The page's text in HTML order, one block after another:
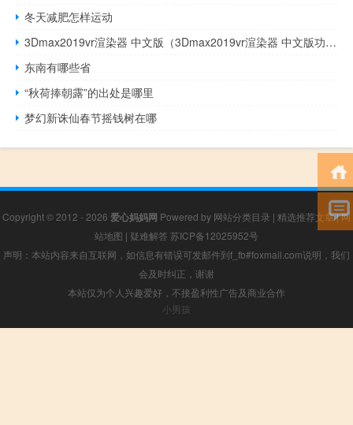
冬天减肥怎样运动
3Dmax2019vr渲染器 中文版（3Dmax2019vr渲染器 中文版功能简介）
东南有哪些省
“秋荷捧朝露”的出处是哪里
梦幻新诛仙春节摇钱树在哪
Copyright © 2012 - 2026 爱心妈妈网 Powered by 网站分类目录 | 精选推荐文章|网
站地图 | 疑难解答 苏ICP备12025952号
声明：本站内容来自互联网，如信息有错误可发邮件到f_fb#foxmail.com说明，我们
会及时纠正，谢谢
本站仅为个人兴趣爱好，不接盈利性广告及商业合作
小男孩